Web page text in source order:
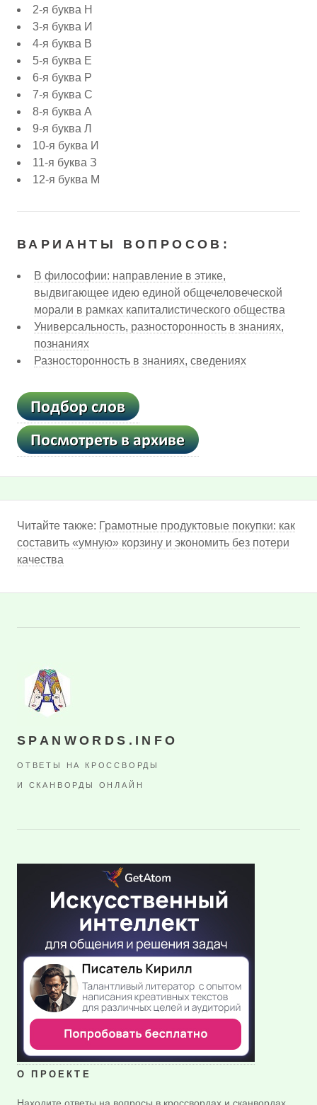
2-я буква Н
3-я буква И
4-я буква В
5-я буква Е
6-я буква Р
7-я буква С
8-я буква А
9-я буква Л
10-я буква И
11-я буква З
12-я буква М
ВАРИАНТЫ ВОПРОСОВ:
В философии: направление в этике,
выдвигающее идею единой общечеловеческой
морали в рамках капиталистического общества
Универсальность, разносторонность в знаниях,
познаниях
Разносторонность в знаниях, сведениях
Читайте также: Грамотные продуктовые покупки: как
составить «умную» корзину и экономить без потери
качества
SPANWORDS.INFO
ОТВЕТЫ НА КРОССВОРДЫ
И СКАНВОРДЫ ОНЛАЙН
О ПРОЕКТЕ
Находите ответы на вопросы в кроссвордах и сканвордах